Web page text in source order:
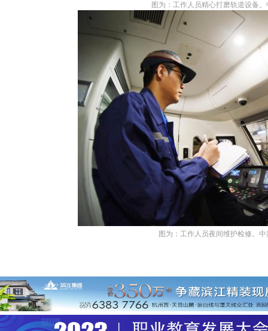
图为：工作人员精心打磨轨道设备
图为：工作人员夜间维护检修。